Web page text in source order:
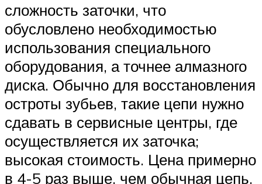
сложность заточки, что
обусловлено необходимостью
использования специального
оборудования, а точнее алмазного
диска. Обычно для восстановления
остроты зубьев, такие цепи нужно
сдавать в сервисные центры, где
осуществляется их заточка;
высокая стоимость. Цена примерно
в 4-5 раз выше, чем обычная цепь.